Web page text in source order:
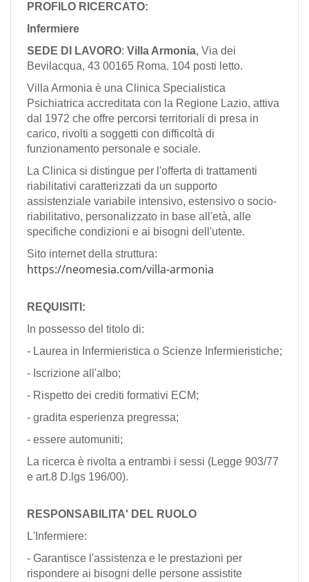
PROFILO RICERCATO:
Infermiere
SEDE DI LAVORO: Villa Armonia, Via dei
Bevilacqua, 43 00165 Roma. 104 posti letto.
Villa Armonia è una Clinica Specialistica
Psichiatrica accreditata con la Regione Lazio, attiva
dal 1972 che offre percorsi territoriali di presa in
carico, rivolti a soggetti con difficoltà di
funzionamento personale e sociale.
La Clinica si distingue per l'offerta di trattamenti
riabilitativi caratterizzati da un supporto
assistenziale variabile intensivo, estensivo o socio-
riabilitativo, personalizzato in base all'età, alle
specifiche condizioni e ai bisogni dell'utente.
Sito internet della struttura:
https://neomesia.com/villa-armonia
REQUISITI:
In possesso del titolo di:
- Laurea in Infermieristica o Scienze Infermieristiche;
- Iscrizione all'albo;
- Rispetto dei crediti formativi ECM;
- gradita esperienza pregressa;
- essere automuniti;
La ricerca è rivolta a entrambi i sessi (Legge 903/77
e art.8 D.lgs 196/00).
RESPONSABILITA' DEL RUOLO
L'Infermiere:
- Garantisce l'assistenza e le prestazioni per
rispondere ai bisogni delle persone assistite